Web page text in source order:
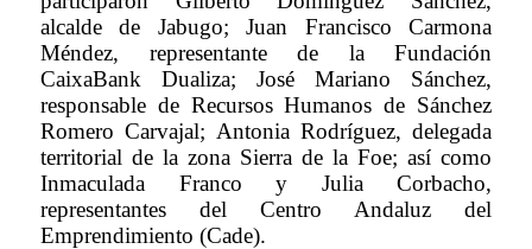
alcalde de Jabugo; Juan Francisco Carmona
Méndez, representante de la Fundación
CaixaBank Dualiza; José Mariano Sánchez,
responsable de Recursos Humanos de Sánchez
Romero Carvajal; Antonia Rodríguez, delegada
territorial de la zona Sierra de la Foe; así como
Inmaculada Franco y Julia Corbacho,
representantes del Centro Andaluz del
Emprendimiento (Cade).